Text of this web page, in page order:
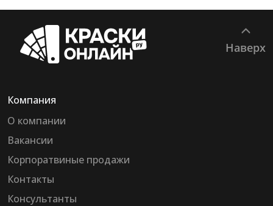
Наверх
Компания
О компании
Вакансии
Корпоратвиные продажи
Контакты
Консультанты